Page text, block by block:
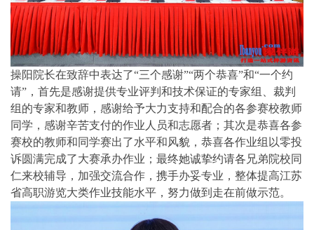
操阳院长在致辞中表达了“三个感谢”“两个恭喜”和“一个约
请”，首先是感谢提供专业评判和技术保证的专家组、裁判
组的专家和教师，感谢给予大力支持和配合的各参赛校教师
同学，感谢辛苦支付的作业人员和志愿者；其次是恭喜各参
赛校的教师和同学赛出了水平和风貌，恭喜各作业组以零投
诉圆满完成了大赛承办作业；最终她诚挚约请各兄弟院校同
仁来校辅导，加强交流合作，携手办妥专业，整体提高江苏
省高职游览大类作业技能水平，努力做到走在前做示范。